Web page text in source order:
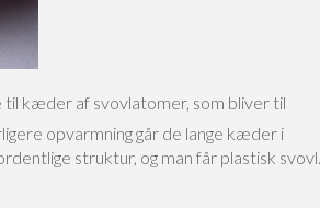
til kæder af svovlatomer, som bliver til
opvarmning går de lange kæder i
struktur, og man får plastisk svovl.